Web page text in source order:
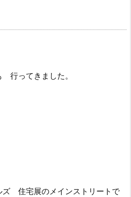
ってきました。
住宅展のメインストリートで